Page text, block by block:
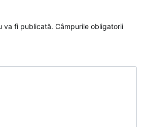
va fi publicată. Câmpurile obligatorii